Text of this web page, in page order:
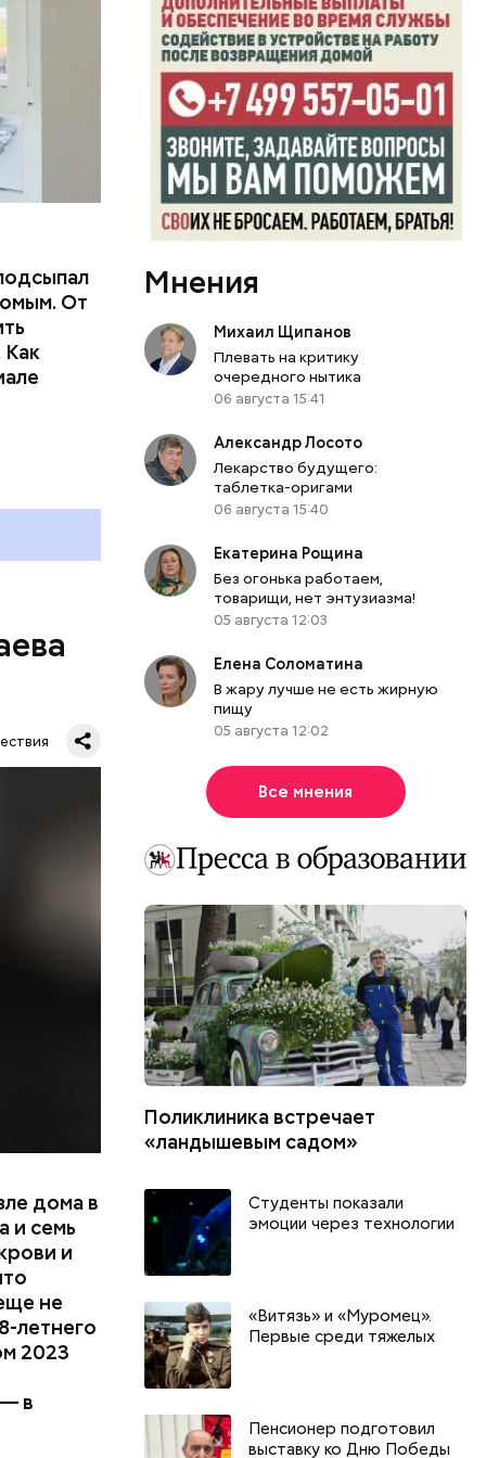
От
дома в
и семь
и
не
летнего
2023
в
дворе
не
и
Мнения
Михаил Щипанов
Плевать на критику
очередного нытика
06 августа 15:41
Александр Лосото
Лекарство будущего:
таблетка-оригами
06 августа 15:40
Екатерина Рощина
Без огонька работаем,
товарищи, нет энтузиазма!
05 августа 12:03
Елена Соломатина
В жару лучше не есть жирную
пищу
05 августа 12:02
Все мнения
Поликлиника встречает
«ландышевым садом»
Студенты показали
эмоции через технологии
«Витязь» и «Муромец».
Первые среди тяжелых
Пенсионер подготовил
выставку ко Дню Победы